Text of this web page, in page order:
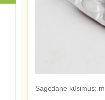
Sagedane küsimus: